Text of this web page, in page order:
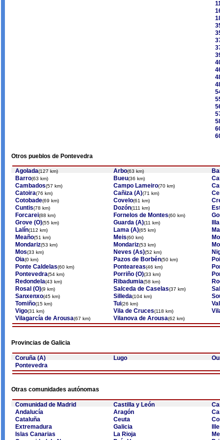
Otros pueblos de Pontevedra
Agolada(127 km) Arbo(63 km)
Barro(63 km) Bueu(36 km)
Cambados(57 km) Campo Lameiro(70 km)
Catoira(76 km) Cañiza (A)(71 km)
Cotobade(69 km) Covelo(61 km)
Cuntis(78 km) Dozón(111 km)
Forcarei(88 km) Fornelos de Montes(60 km)
Grove (O)(55 km) Guarda (A)(11 km)
Lalín(112 km) Lama (A)(65 km)
Meaño(51 km) Meis(60 km)
Mondariz(53 km) Mondariz(53 km)
Mos(33 km) Neves (As)(52 km)
Oia(0 km) Pazos de Borbén(50 km)
Ponte Caldelas(60 km) Ponteareas(46 km)
Pontevedra(54 km) Porriño (O)(33 km)
Redondela(43 km) Ribadumia(58 km)
Rosal (O)(9 km) Salceda de Caselas(37 km)
Sanxenxo(45 km) Silleda(104 km)
Tomiño(15 km) Tui(26 km)
Vigo(31 km) Vila de Cruces(118 km)
Vilagarcía de Arousa(67 km) Vilanova de Arousa(62 km)
Provincias de Galicia
Coruña (A) Lugo
Pontevedra
Otras comunidades autónomas
Comunidad de Madrid Castilla y León
Andalucía
Aragón
Cataluña
Ceuta
Extremadura
Galicia
Islas Canarias
La Rioja